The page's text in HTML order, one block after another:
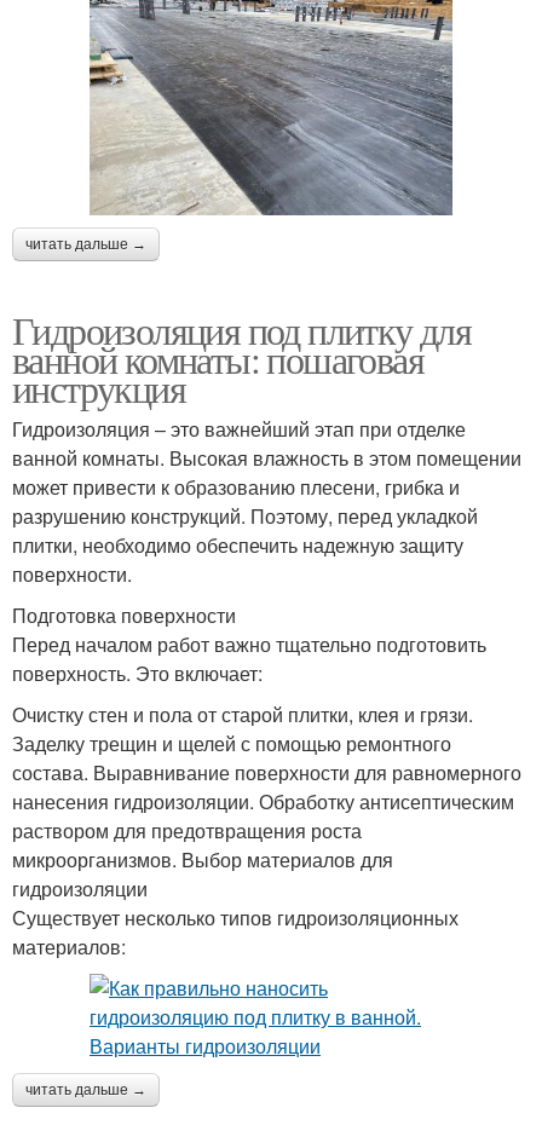
читать дальше →
Гидроизоляция под плитку для
ванной комнаты: пошаговая
инструкция
Гидроизоляция – это важнейший этап при отделке
ванной комнаты. Высокая влажность в этом помещении
может привести к образованию плесени, грибка и
разрушению конструкций. Поэтому, перед укладкой
плитки, необходимо обеспечить надежную защиту
поверхности.
Подготовка поверхности
Перед началом работ важно тщательно подготовить
поверхность. Это включает:
Очистку стен и пола от старой плитки, клея и грязи.
Заделку трещин и щелей с помощью ремонтного
состава. Выравнивание поверхности для равномерного
нанесения гидроизоляции. Обработку антисептическим
раствором для предотвращения роста
микроорганизмов. Выбор материалов для
гидроизоляции
Существует несколько типов гидроизоляционных
материалов:
читать дальше →